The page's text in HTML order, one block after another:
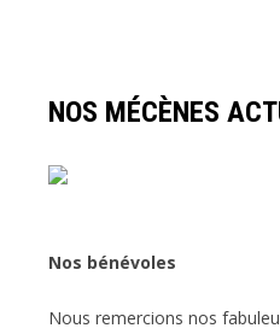
NOS MÉCÈNES
Nos bénévoles
Nous remercions nos